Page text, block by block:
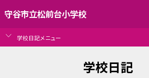
守谷市立松前台小学校
学校日記メニュー
学校日記